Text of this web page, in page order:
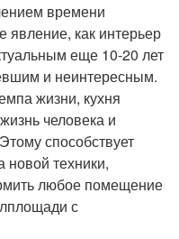
времени
явление, как интерьер
еще 10-20 лет
и неинтересным.
жизни, кухня
человека и
способствует
новой техники,
любое помещение
с